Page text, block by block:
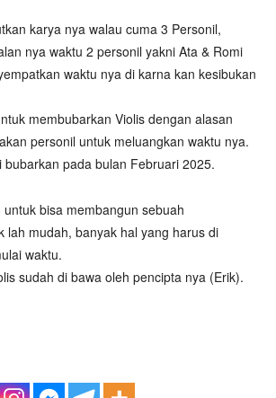
karya nya walau cuma 3 Personil,
nya waktu 2 personil yakni Ata & Romi
waktu nya di karna kan kesibukan
membubarkan Violis dengan alasan
personil untuk meluangkan waktu nya.
bubarkan pada bulan Februari 2025.
bisa membangun sebuah
lah mudah, banyak hal yang harus di
waktu.
sudah di bawa oleh pencipta nya (Erik).